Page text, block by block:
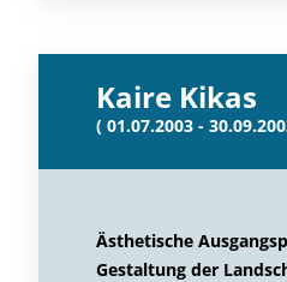
Kaire Kikas
( 01.07.2003 -
Ästhetische
Gestaltung der